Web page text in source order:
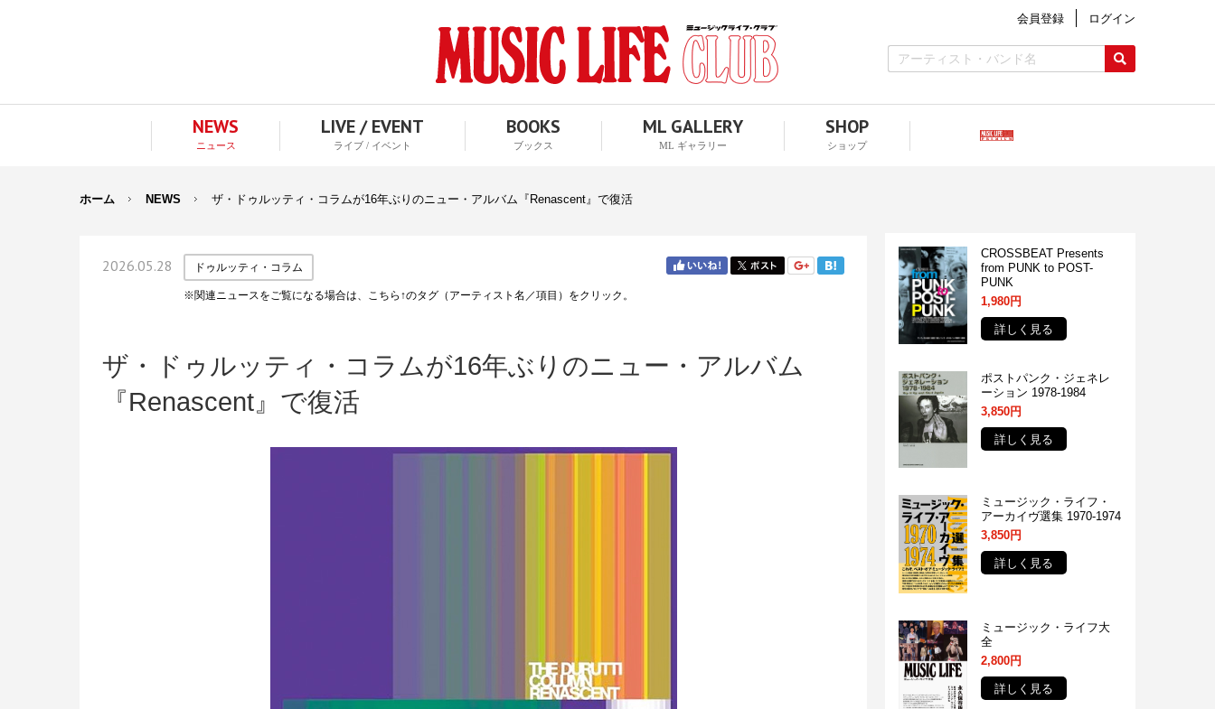
会員登録 ログイン
NEWS
ニュース
LIVE / EVENT
ライブ / イベント
BOOKS
ブックス
ML GALLERY
ML ギャラリー
SHOP
ショップ
ホーム NEWS ザ・ドゥルッティ・コラムが16年ぶりのニュー・アルバム『Renascent』で復活
2026.05.28 ドゥルッティ・コラム
※関連ニュースをご覧になる場合は、こちら↑のタグ（アーティスト名／項目）をクリック。
ザ・ドゥルッティ・コラムが16年ぶりのニュー・アルバム
『Renascent』で復活
CROSSBEAT Presents
from PUNK to POST-
PUNK
1,980円
詳しく見る
ポストパンク・ジェネレ
ーション 1978-1984
3,850円
詳しく見る
ミュージック・ライフ・
アーカイヴ選集 1970-1974
3,850円
詳しく見る
ミュージック・ライフ大
全
2,800円
詳しく見る